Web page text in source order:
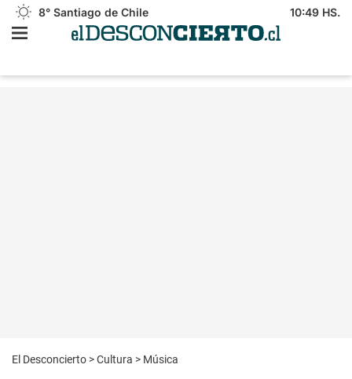
8° Santiago de Chile 10:49 HS.
El Desconcierto >Cultura > Música